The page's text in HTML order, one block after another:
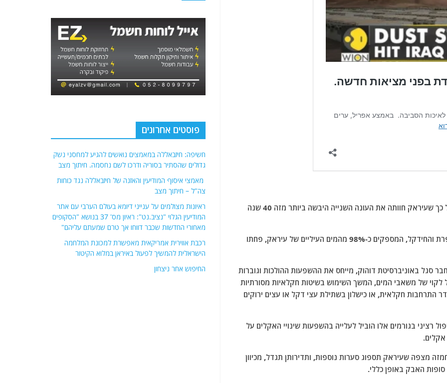
נתונים סטטיסטיים שפורסמו על ידי האו"ם מצביעים על כך שעיראק חוותה את העונה השנייה היבשה ביותר מזה 40 שנה
במהלך 40 השנים האחרונות, זרימות המים בנהרות הפרת והחידקל, המספקים כ-98% מהמים העיליים של עיראק, פחתו
סגל באוניברסיטת דוהוק, מייחס את ההשפעות ההולכות וגוברות
לקוי של משאבי המים, המשך השימוש בשיטות חקלאיות מסורתיות
התרחבות חקלאית, או כישלון בשתילת עצי דקל או עצים ירוקים
רציני בגורמים אלו הוביל לעלייה בהשפעות שינויי האקלים על
אקלים.
מצפה שעיראק תספוג סערות נוספות, ותדירותן תגדל, מכיוון
האבק באופן כללי.
מוסך "לי" - זוכה אליפות אירופה של חברת סובארו במבחן
ידע
פוסטים אחרונים
חשיפה: חיזבאללה במאמצים נואשים להגיע למחסני נשק
גדולים שהסתיר בסוריה ודרכו לשם נחסמה. חיתוך מצב
מאמצי איסוף המודיעין והאזנה של חיזבאללה נגד כוחות
צה"ל – חיתוך מצב
ראיונות מצולמים על ענייני דיומא בעולם הערבי עם אתר
המודיעין הגלוי "נציב.נט": ראיון מס' 37 בנושא "הסקופים